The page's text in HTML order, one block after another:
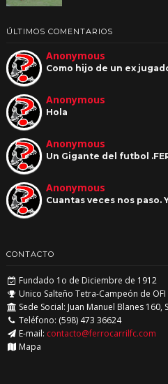
ÚLTIMOS COMENTARIOS
Anonymous
Como hijo de un ex
Anonymous
Hola
Anonymous
Un Gigante del futbol
Anonymous
Cuantas veces nos paso.
CONTACTO
Fundado 1o de Diciembre de 1912
Unico Salteño Tetra-Campeón de OFI
Sede Social: Juan Manuel Blanes 160,
Teléfono: (598) 473 36624
E-mail: contacto@ferrocarrilfc.com
Mapa